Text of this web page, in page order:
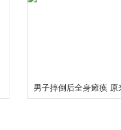
男子摔倒后全身瘫痪 原